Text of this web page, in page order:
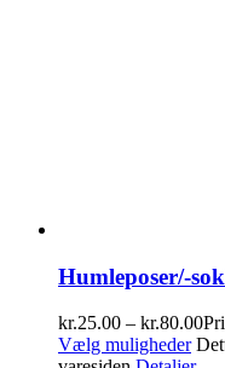
Humleposer/-
kr.25.00 – kr.80.00
Vælg muligheder